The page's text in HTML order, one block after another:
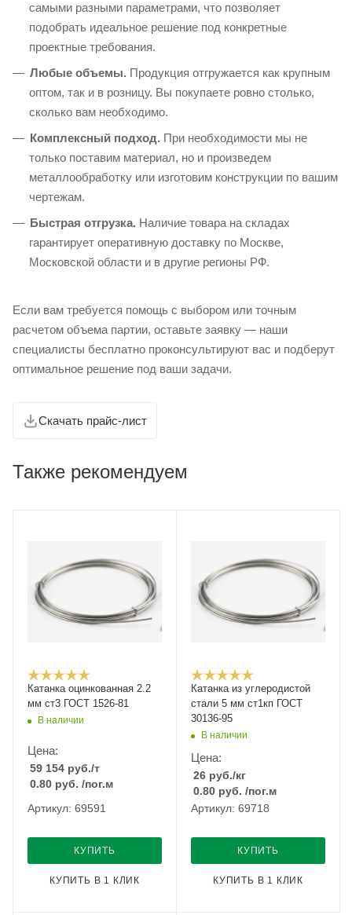
самыми разными параметрами, что позволяет
подобрать идеальное решение под конкретные
проектные требования.
Любые объемы. Продукция отгружается как крупным
оптом, так и в розницу. Вы покупаете ровно столько,
сколько вам необходимо.
Комплексный подход. При необходимости мы не
только поставим материал, но и произведем
металлообработку или изготовим конструкции по вашим
чертежам.
Быстрая отгрузка. Наличие товара на складах
гарантирует оперативную доставку по Москве,
Московской области и в другие регионы РФ.
Если вам требуется помощь с выбором или точным
расчетом объема партии, оставьте заявку — наши
специалисты бесплатно проконсультируют вас и подберут
оптимальное решение под ваши задачи.
Скачать прайс-лист
Также рекомендуем
Катанка оцинкованная 2.2
мм ст3 ГОСТ 1526-81
В наличии
Цена:
59 154 руб./т
0.80 руб. /пог.м
Артикул: 69591
КУПИТЬ
КУПИТЬ В 1 КЛИК
Катанка из углеродистой
стали 5 мм ст1кп ГОСТ
30136-95
В наличии
Цена:
26 руб./кг
0.80 руб. /пог.м
Артикул: 69718
КУПИТЬ
КУПИТЬ В 1 КЛИК